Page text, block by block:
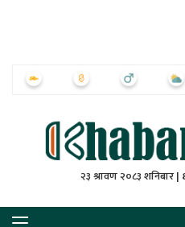
२३ श्रावण २०८३